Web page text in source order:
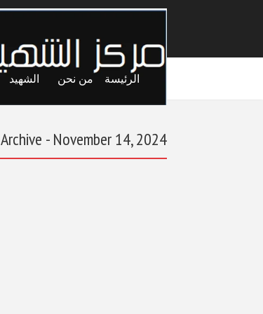
الرئيسة من نحن الشهيد
Archive - November 14, 2024